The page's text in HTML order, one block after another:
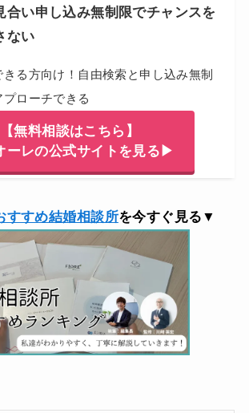
合い申し込み無制限でチャンスを
ない
る方向け！自由検索と申し込み無制
ローチできる
【無料相談はこちら】
ーレの公式サイトを見る▶
すすめ結婚相談所を今すぐ見る▼